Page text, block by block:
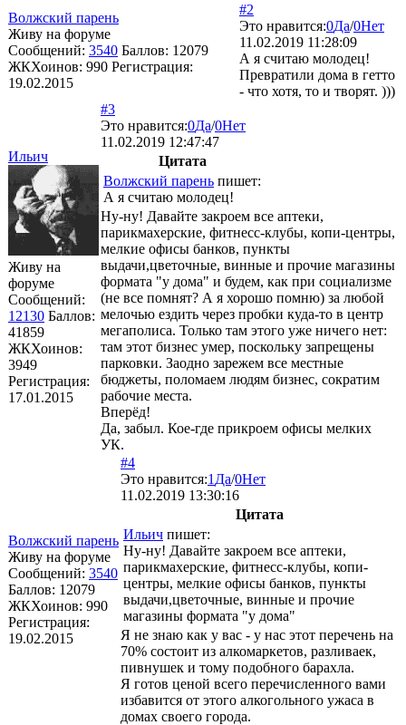
Волжский парень
Живу на форуме
Сообщений: 3540 Баллов: 12079
ЖКХоинов: 990 Регистрация:
19.02.2015
#2
Это нравится:0Да/0Нет
11.02.2019 11:28:09
А я считаю молодец!
Превратили дома в гетто
- что хотя, то и творят. )))
Ильич
Живу на
форуме
Сообщений:
12130 Баллов:
41859
ЖКХоинов:
3949
Регистрация:
17.01.2015
#3
Это нравится:0Да/0Нет
11.02.2019 12:47:47
Цитата
Волжский парень пишет:
А я считаю молодец!
Ну-ну! Давайте закроем все аптеки,
парикмахерские, фитнесс-клубы, копи-центры,
мелкие офисы банков, пункты
выдачи,цветочные, винные и прочие магазины
формата "у дома" и будем, как при социализме
(не все помнят? А я хорошо помню) за любой
мелочью ездить через пробки куда-то в центр
мегаполиса. Только там этого уже ничего нет:
там этот бизнес умер, поскольку запрещены
парковки. Заодно зарежем все местные
бюджеты, поломаем людям бизнес, сократим
рабочие места.
Вперёд!
Да, забыл. Кое-где прикроем офисы мелких
УК.
Волжский парень
Живу на форуме
Сообщений: 3540
Баллов: 12079
ЖКХоинов: 990
Регистрация:
19.02.2015
#4
Это нравится:1 Да/0Нет
11.02.2019 13:30:16
Цитата
Ильич пишет:
Ну-ну! Давайте закроем все аптеки,
парикмахерские, фитнесс-клубы, копи-
центры, мелкие офисы банков, пункты
выдачи,цветочные, винные и прочие
магазины формата "у дома"
Я не знаю как у вас - у нас этот перечень на
70% состоит из алкомаркетов, разливаек,
пивнушек и тому подобного барахла.
Я готов ценой всего перечисленного вами
избавится от этого алкогольного ужаса в
домах своего города.